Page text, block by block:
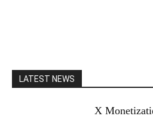
LATEST NEWS
X